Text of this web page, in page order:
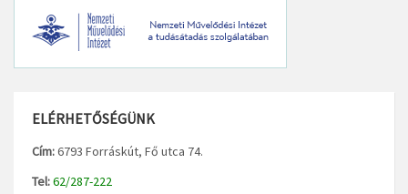
ELÉRHETŐSÉGÜNK
Cím:6793 Forráskút, Fő utca 74.
Tel:62/287-222